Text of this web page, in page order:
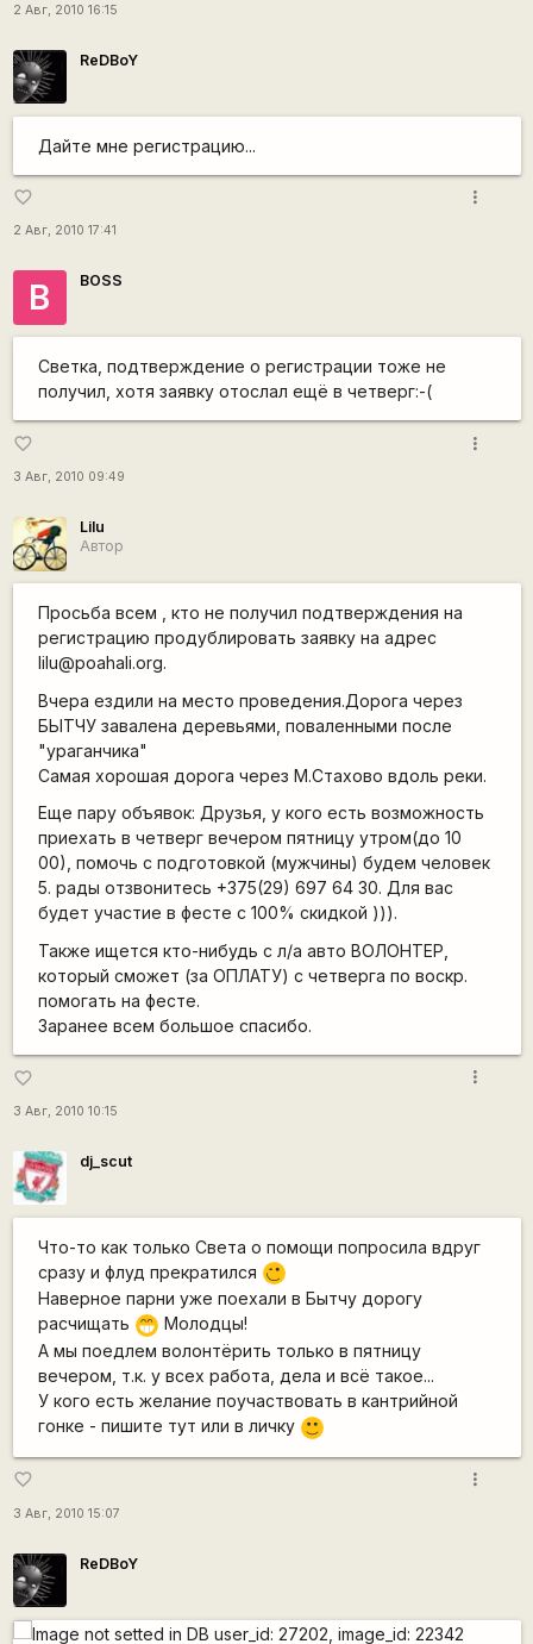
2 Авг, 2010 16:15
ReDBoY
Дайте мне регистрацию...
favorite_border
2 Авг, 2010 17:41
more_vert
B BOSS
Светка, подтверждение о регистрации тоже не
получил, хотя заявку отослал ещё в четверг:-(
favorite_border
3 Авг, 2010 09:49
more_vert
Lilu
Автор
Просьба всем , кто не получил подтверждения на
регистрацию продублировать заявку на адрес
lilu@poahali.org.
Вчера ездили на место проведения.Дорога через
БЫТЧУ завалена деревьями, поваленными после
"ураганчика"
Самая хорошая дорога через М.Стахово вдоль реки.
Еще пару объявок: Друзья, у кого есть возможность
приехать в четверг вечером пятницу утром(до 10
00), помочь с подготовкой (мужчины) будем человек
5. рады отзвонитесь +375(29) 697 64 30. Для вас
будет участие в фесте с 100% скидкой ))).
Также ищется кто-нибудь с л/а авто ВОЛОНТЕР,
который сможет (за ОПЛАТУ) с четверга по воскр.
помогать на фесте.
Заранее всем большое спасибо.
favorite_border
3 Авг, 2010 10:15
more_vert
dj_scut
Что-то как только Света о помощи попросила вдруг
сразу и флуд прекратился
;)
Наверное парни уже поехали в Бытчу дорогу
расчищать ;D Молодцы!
А мы поедлем волонтёрить только в пятницу
вечером, т.к. у всех работа, дела и всё такое...
У кого есть желание поучаствовать в кантрийной
гонке - пишите тут или в личку :)
favorite_border
3 Авг, 2010 15:07
more_vert
ReDBoY